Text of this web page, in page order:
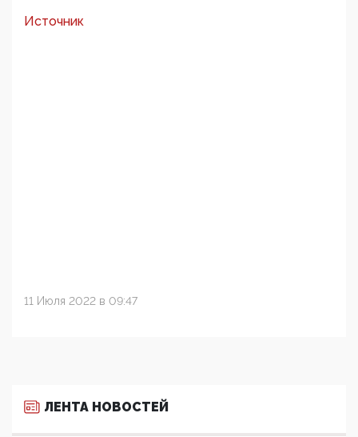
Источник
11 Июля 2022 в 09:47
ЛЕНТА НОВОСТЕЙ